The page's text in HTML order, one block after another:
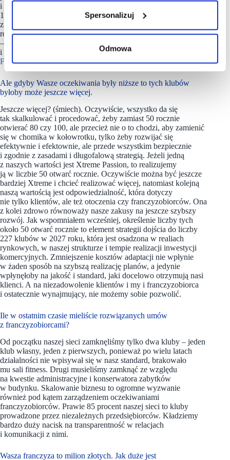
Spersonalizuj
Odmowa
i obiektu. Poza tym, wszystko spinamy długoterminowymi –
10-letnimi i dłuższymi – umowami najmu, więc współpraca
z nami ma mocne biznesowe uzasadnienie. Dodam rzecz
również niezwykle istotną z perspektywy rynku nieruchomości
– my jesteśmy najemcą powierzchni, więc formalnie stroną
i gwarantem realizacji umowy dla wynajmującego jest
Fitness Gyms.
Ale gdyby Wasze oczekiwania były niższe to tych klubów
byłoby może jeszcze więcej.
Jeszcze więcej? (śmiech). Oczywiście, wszystko da się
tak skalkulować i procedować, żeby zamiast 50 rocznie
otwierać 80 czy 100, ale przecież nie o to chodzi, aby zamienić
się w chomika w kołowrotku, tylko żeby rozwijać się
efektywnie i efektownie, ale przede wszystkim bezpiecznie
i zgodnie z zasadami i długofalową strategią. Jeżeli jedną
z naszych wartości jest Xtreme Passion, to realizujemy
ją w liczbie 50 otwarć rocznie. Oczywiście można być jeszcze
bardziej Xtreme i chcieć realizować więcej, natomiast kolejną
naszą wartością jest odpowiedzialność, która dotyczy
nie tylko klientów, ale też otoczenia czy franczyzobiorców. Ona
z kolei zdrowo równoważy nasze zakusy na jeszcze szybszy
rozwój. Jak wspomniałem wcześniej, określenie liczby tych
około 50 otwarć rocznie to element strategii dojścia do liczby
227 klubów w 2027 roku, która jest osadzona w realiach
rynkowych, w naszej strukturze i tempie realizacji inwestycji
komercyjnych. Zmniejszenie kosztów adaptacji nie wpłynie
w żaden sposób na szybszą realizację planów, a jedynie
wpłynęłoby na jakość i standard, jaki docelowo otrzymują nasi
klienci. A na niezadowolenie klientów i my i franczyzobiorca
i ostatecznie wynajmujący, nie możemy sobie pozwolić.
Ile w ostatnim czasie mieliście rozwiązanych umów
z franczyzobiorcami?
Od początku naszej sieci zamknęliśmy tylko dwa kluby – jeden
klub własny, jeden z pierwszych, ponieważ po wielu latach
działalności nie wpisywał się w nasz standard, brakowało
mu sali fitness. Drugi musieliśmy zamknąć ze względu
na kwestie administracyjne i konserwatora zabytków
w budynku. Skalowanie biznesu to ogromne wyzwanie
również pod kątem zarządzeniem oczekiwaniami
franczyzobiorców. Prawie 85 procent naszej sieci to kluby
prowadzone przez niezależnych przedsiębiorców. Kładziemy
bardzo duży nacisk na transparentność w relacjach
i komunikacji z nimi.
Wasza franczyza to milion złotych. Jak duże jest